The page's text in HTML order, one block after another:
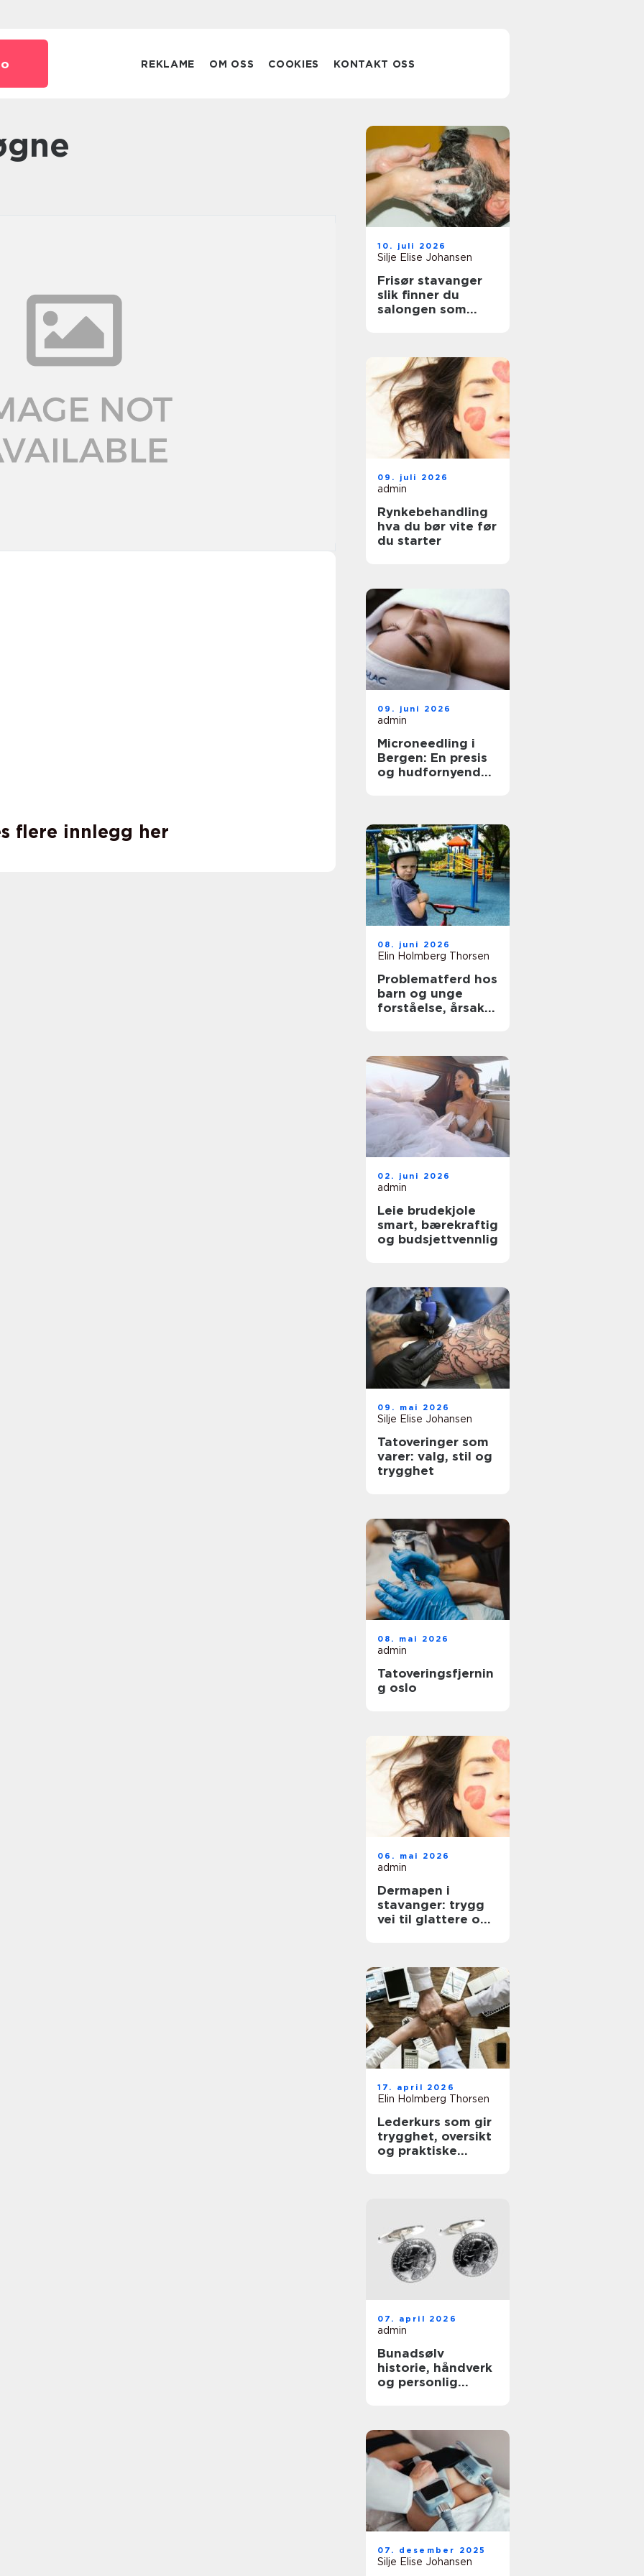
REKLAME OM OSS COOKIES KONTAKT OSS
flere innlegg her
10. juli 2026
Silje Elise Johansen
Frisør stavanger
slik finner du
salongen som
09. juli 2026
admin
Rynkebehandling
hva du bør vite før
du starter
09. juni 2026
admin
Microneedling i
Bergen: En presis
og hudfornyende
08. juni 2026
Elin Holmberg Thorsen
Problematferd hos
barn og unge
forståelse, årsaker
02. juni 2026
admin
Leie brudekjole
smart, bærekraftig
og budsjettvennlig
09. mai 2026
Silje Elise Johansen
Tatoveringer som
varer: valg, stil og
trygghet
08. mai 2026
admin
Tatoveringsfjernin
g oslo
06. mai 2026
admin
Dermapen i
stavanger: trygg
vei til glattere og
17. april 2026
Elin Holmberg Thorsen
Lederkurs som gir
trygghet, oversikt
og praktiske
07. april 2026
admin
Bunadsølv
historie, håndverk
og personlig
07. desember 2025
Silje Elise Johansen